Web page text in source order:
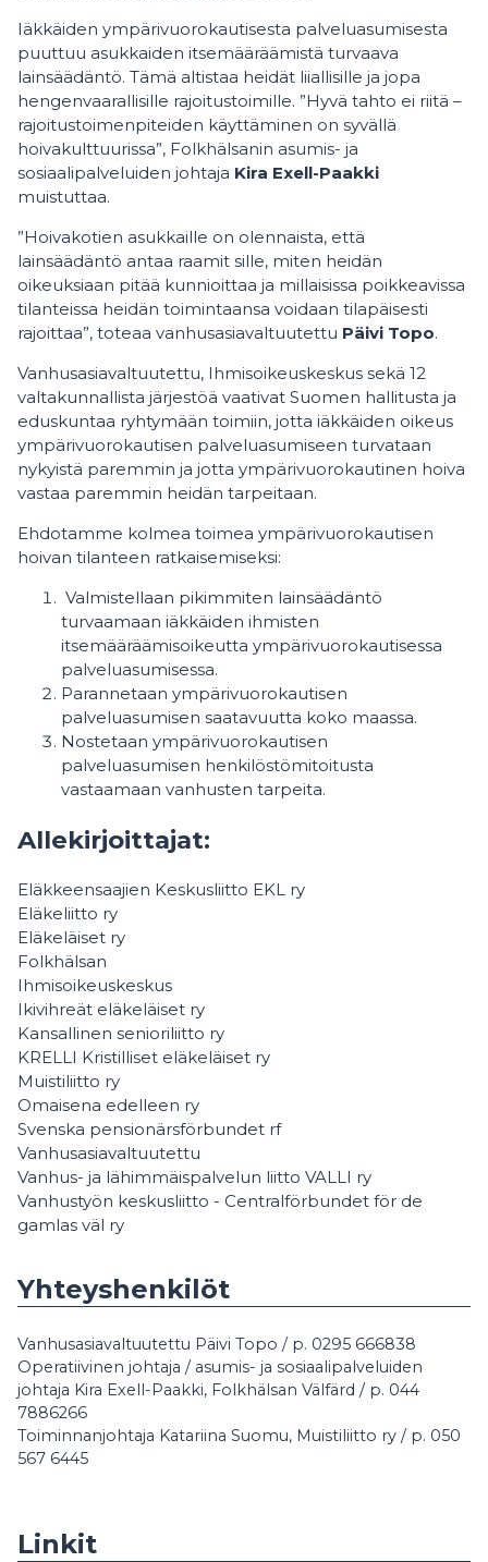
Iäkkäiden ympärivuorokautisesta palveluasumisesta
puuttuu asukkaiden itsemääräämistä turvaava
lainsäädäntö. Tämä altistaa heidät liiallisille ja jopa
hengenvaarallisille rajoitustoimille. ”Hyvä tahto ei riitä –
rajoitustoimenpiteiden käyttäminen on syvällä
hoivakulttuurissa”, Folkhälsanin asumis- ja
sosiaalipalveluiden johtaja Kira Exell-Paakki
muistuttaa.
”Hoivakotien asukkaille on olennaista, että
lainsäädäntö antaa raamit sille, miten heidän
oikeuksiaan pitää kunnioittaa ja millaisissa poikkeavissa
tilanteissa heidän toimintaansa voidaan tilapäisesti
rajoittaa”, toteaa vanhusasiavaltuutettu Päivi Topo.
Vanhusasiavaltuutettu, Ihmisoikeuskeskus sekä 12
valtakunnallista järjestöä vaativat Suomen hallitusta ja
eduskuntaa ryhtymään toimiin, jotta iäkkäiden oikeus
ympärivuorokautisen palveluasumiseen turvataan
nykyistä paremmin ja jotta ympärivuorokautinen hoiva
vastaa paremmin heidän tarpeitaan.
Ehdotamme kolmea toimea ympärivuorokautisen
hoivan tilanteen ratkaisemiseksi:
Valmistellaan pikimmiten lainsäädäntö
turvaamaan iäkkäiden ihmisten
itsemääräämisoikeutta ympärivuorokautisessa
palveluasumisessa.
Parannetaan ympärivuorokautisen
palveluasumisen saatavuutta koko maassa.
Nostetaan ympärivuorokautisen
palveluasumisen henkilöstömitoitusta
vastaamaan vanhusten tarpeita.
Allekirjoittajat:
Eläkkeensaajien Keskusliitto EKL ry
Eläkeliitto ry
Eläkeläiset ry
Folkhälsan
Ihmisoikeuskeskus
Ikivihreät eläkeläiset ry
Kansallinen senioriliitto ry
KRELLI Kristilliset eläkeläiset ry
Muistiliitto ry
Omaisena edelleen ry
Svenska pensionärsförbundet rf
Vanhusasiavaltuutettu
Vanhus- ja lähimmäispalvelun liitto VALLI ry
Vanhustyön keskusliitto - Centralförbundet för de
gamlas väl ry
Yhteyshenkilöt
Vanhusasiavaltuutettu Päivi Topo / p. 0295 666838
Operatiivinen johtaja / asumis- ja sosiaalipalveluiden
johtaja Kira Exell-Paakki, Folkhälsan Välfärd / p. 044
7886266
Toiminnanjohtaja Katariina Suomu, Muistiliitto ry / p. 050
567 6445
Linkit